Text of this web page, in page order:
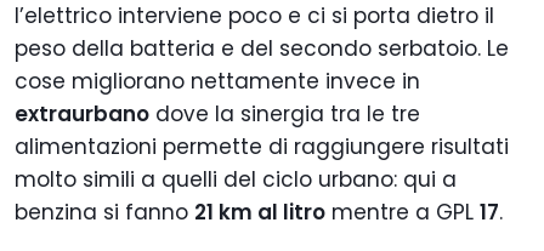
l’elettrico interviene poco e ci si porta dietro il
peso della batteria e del secondo serbatoio. Le
cose migliorano nettamente invece in
extraurbano dove la sinergia tra le tre
alimentazioni permette di raggiungere risultati
molto simili a quelli del ciclo urbano: qui a
benzina si fanno 21 km al litro mentre a GPL 17.